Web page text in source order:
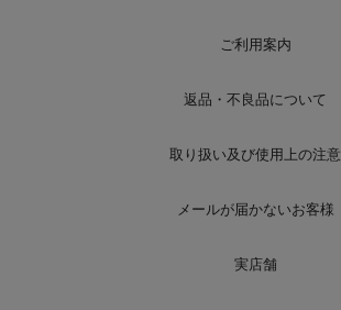
ご利用案内
返品・不良品について
取り扱い及び使用上の注意
メールが届かないお客様
実店舗